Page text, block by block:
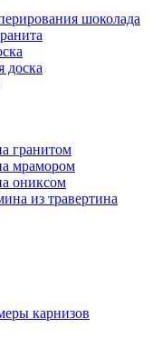
шоколада
доска
гранитом
мрамором
ониксом
из травертина
карнизов